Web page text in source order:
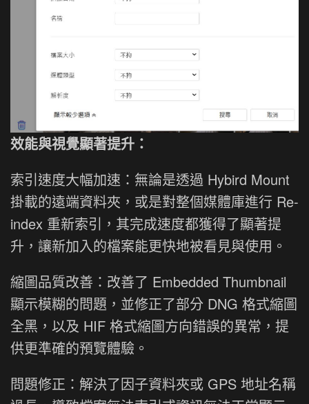
效能與視覺顯著提升：
索引速度大幅加速：無論是透過 Hybird Mount
掛載的遠端資料夾，或是對整個媒體庫進行 Re-
index 重新索引，其完成速度都獲得了顯著提
升，讓新加入的檔案能更快地被看見與使用。
縮圖品質改善：改善了 Embedded Thumbnail
顯示模糊的問題，並修正了部分 DNG 格式縮圖
全黑，以及 HIF 格式縮圖方向錯誤的異常，提
供更準確的預覽體驗。
問題修正：解決了因子資料夾或 GPS 地址名稱